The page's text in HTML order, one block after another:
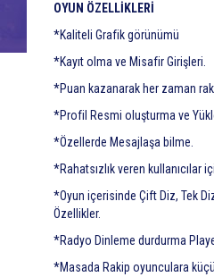
OYUN ÖZELLİKLERİ
*Kaliteli Grafik görünümü
*Kayıt olma ve Misafir Girişleri.
*Puan kazanarak her zaman
*Profil Resmi oluşturma ve
*Özellerde Mesajlaşa bilme.
*Rahatsızlık veren kullanıcılar
*Oyun içerisinde Çift Diz, Tek
Özellikler.
*Radyo Dinleme durdurma
*Masada Rakip oyunculara